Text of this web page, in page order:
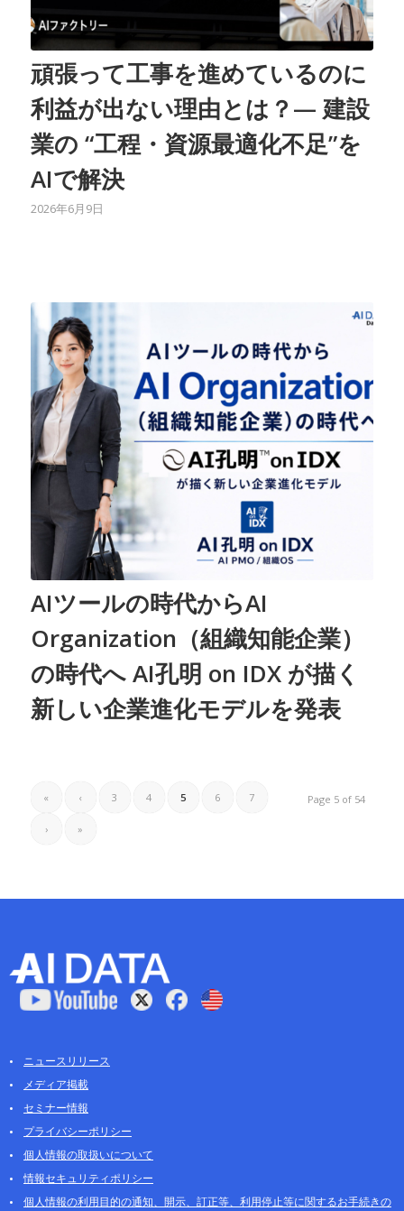
頑張って工事を進めているのに
利益が出ない理由とは？— 建設
業の “工程・資源最適化不足”を
AIで解決
2026年6月9日
AIツールの時代からAI
Organization（組織知能企業）
の時代へ AI孔明 on IDX が描く
新しい企業進化モデルを発表
Page 5 of 54
« ‹ 3 4 5 6 7
› »
ニュースリリース
メディア掲載
セミナー情報
プライバシーポリシー
個人情報の取扱いについて
情報セキュリティポリシー
個人情報の利用目的の通知、開示、訂正等、利用停止等に関するお手続きの